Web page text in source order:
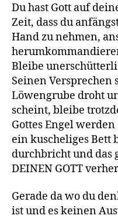
Du hast Gott auf
Zeit, dass du
Hand zu nehmen,
Bleibe
Seinen Versprechen
Löwengrube droht
scheint, bleibe
Gottes Engel
ein kuscheliges Bett
durchbricht und das
DEINEN GOTT
Gerade da wo du
ist und es keinen